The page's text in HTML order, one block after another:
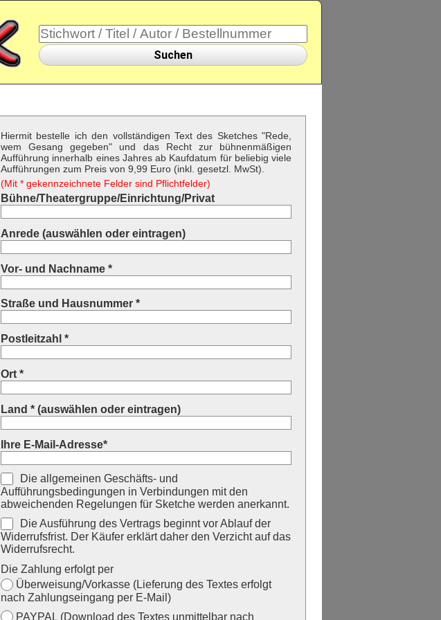
Suchen
Hiermit bestelle ich den vollständigen Text des Sketches "Rede,
wem Gesang gegeben" und das Recht zur bühnenmäßigen
Aufführung innerhalb eines Jahres ab Kaufdatum für beliebig viele
Aufführungen zum Preis von 9,99 Euro (inkl. gesetzl. MwSt).
(Mit * gekennzeichnete Felder sind Pflichtfelder)
Bühne/Theatergruppe/Einrichtung/Privat
Anrede (auswählen oder eintragen)
Vor- und Nachname *
Straße und Hausnummer *
Postleitzahl *
Ort *
Land * (auswählen oder eintragen)
Ihre E-Mail-Adresse*
Die allgemeinen Geschäfts- und
Aufführungsbedingungen in Verbindungen mit den
abweichenden Regelungen für Sketche werden anerkannt.
Die Ausführung des Vertrags beginnt vor Ablauf der
Widerrufsfrist. Der Käufer erklärt daher den Verzicht auf das
Widerrufsrecht.
Die Zahlung erfolgt per
Überweisung/Vorkasse (Lieferung des Textes erfolgt
nach Zahlungseingang per E-Mail)
PAYPAL (Download des Textes unmittelbar nach